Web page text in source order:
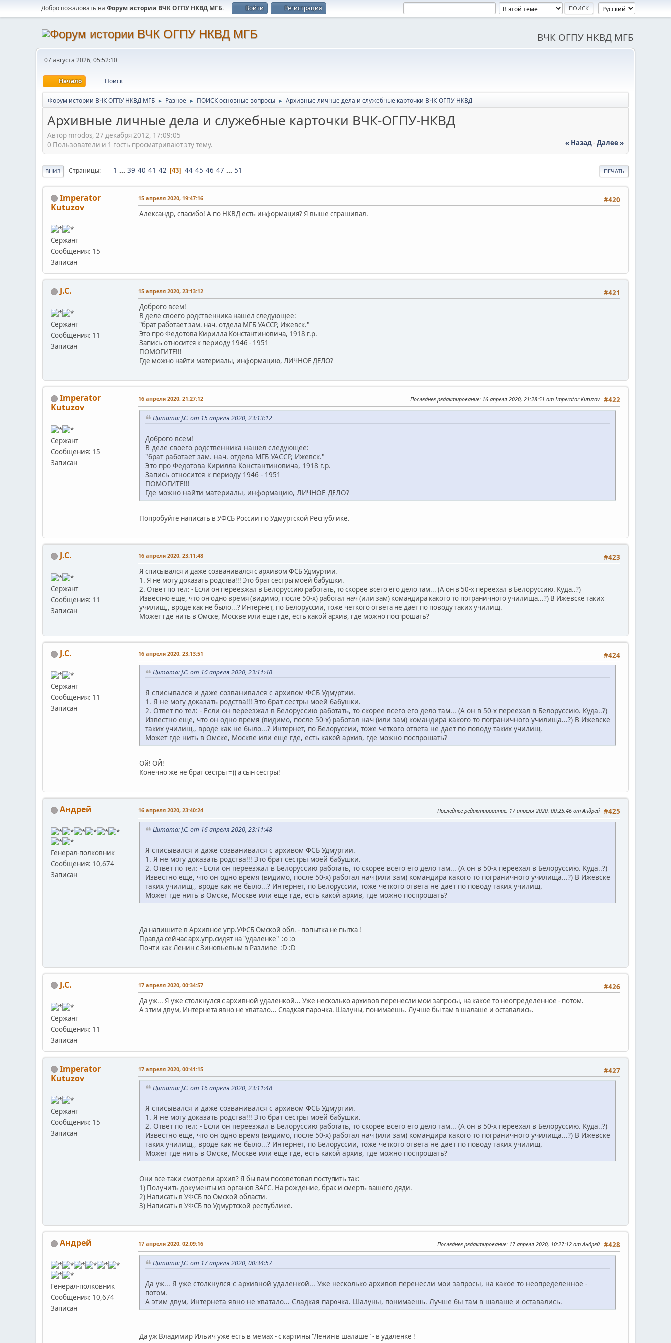
Добро пожаловать на Форум истории ВЧК ОГПУ НКВД МГБ. Войти Регистрация
ВЧК ОГПУ НКВД МГБ
07 августа 2026, 05:52:10
Начало Поиск
Форум истории ВЧК ОГПУ НКВД МГБ ► Разное ► ПОИСК основные вопросы ► Архивные личные дела и служебные карточки ВЧК-ОГПУ-НКВД
Архивные личные дела и служебные карточки ВЧК-ОГПУ-НКВД
Автор mrodos, 27 декабря 2012, 17:09:05
« Назад-Далее »
0 Пользователи и 1 гость просматривают эту тему.
ПЕЧАТЬ
ВНИЗ Страницы 1 ... 39 40 41 42 43 44 45 46 47 ... 51
Imperator
Kutuzov
Сержант
Сообщения: 15
Записан
#420
15 апреля 2020, 19:47:16
Александр, спасибо! А по НКВД есть информация? Я выше спрашивал.
J.C.
Сержант
Сообщения: 11
Записан
#421
15 апреля 2020, 23:13:12
Доброго всем!
В деле своего родственника нашел следующее:
"брат работает зам. нач. отдела МГБ УАССР, Ижевск."
Это про Федотова Кирилла Константиновича, 1918 г.р.
Запись относится к периоду 1946 - 1951
ПОМОГИТЕ!!!
Где можно найти материалы, информацию, ЛИЧНОЕ ДЕЛО?
Imperator
Kutuzov
Сержант
Сообщения: 15
Записан
#422
16 апреля 2020, 21:27:12 Последнее редактирование: 16 апреля 2020, 21:28:51 от Imperator Kutuzov
Цитата: J.C. от 15 апреля 2020, 23:13:12
Доброго всем!
В деле своего родственника нашел следующее:
"брат работает зам. нач. отдела МГБ УАССР, Ижевск."
Это про Федотова Кирилла Константиновича, 1918 г.р.
Запись относится к периоду 1946 - 1951
ПОМОГИТЕ!!!
Где можно найти материалы, информацию, ЛИЧНОЕ ДЕЛО?
Попробуйте написать в УФСБ России по Удмуртской Республике.
J.C.
Сержант
Сообщения: 11
Записан
#423
16 апреля 2020, 23:11:48
Я списывался и даже созванивался с архивом ФСБ Удмуртии.
1. Я не могу доказать родства!!! Это брат сестры моей бабушки.
2. Ответ по тел: - Если он переезжал в Белоруссию работать, то скорее всего его дело там... (А он в 50-х переехал в Белоруссию. Куда..?)
Известно еще, что он одно время (видимо, после 50-х) работал нач (или зам) командира какого то пограничного училища...?) В Ижевске таких
училищ,, вроде как не было...? Интернет, по Белоруссии, тоже четкого ответа не дает по поводу таких училищ.
Может где нить в Омске, Москве или еще где, есть какой архив, где можно поспрошать?
J.C.
Сержант
Сообщения: 11
Записан
#424
16 апреля 2020, 23:13:51
Цитата: J.C. от 16 апреля 2020, 23:11:48
Я списывался и даже созванивался с архивом ФСБ Удмуртии.
1. Я не могу доказать родства!!! Это брат сестры моей бабушки.
2. Ответ по тел: - Если он переезжал в Белоруссию работать, то скорее всего его дело там... (А он в 50-х переехал в Белоруссию. Куда..?)
Известно еще, что он одно время (видимо, после 50-х) работал нач (или зам) командира какого то пограничного училища...?) В Ижевске
таких училищ,, вроде как не было...? Интернет, по Белоруссии, тоже четкого ответа не дает по поводу таких училищ.
Может где нить в Омске, Москве или еще где, есть какой архив, где можно поспрошать?
Ой! ОЙ!
Конечно же не брат сестры =)) а сын сестры!
Андрей
Генерал-полковник
Сообщения: 10,674
Записан
#425
16 апреля 2020, 23:40:24 Последнее редактирование: 17 апреля 2020, 00:25:46 от Андрей
Цитата: J.C. от 16 апреля 2020, 23:11:48
Я списывался и даже созванивался с архивом ФСБ Удмуртии.
1. Я не могу доказать родства!!! Это брат сестры моей бабушки.
2. Ответ по тел: - Если он переезжал в Белоруссию работать, то скорее всего его дело там... (А он в 50-х переехал в Белоруссию. Куда..?)
Известно еще, что он одно время (видимо, после 50-х) работал нач (или зам) командира какого то пограничного училища...?) В Ижевске
таких училищ,, вроде как не было...? Интернет, по Белоруссии, тоже четкого ответа не дает по поводу таких училищ.
Может где нить в Омске, Москве или еще где, есть какой архив, где можно поспрошать?
Да напишите в Архивное упр.УФСБ Омской обл. - попытка не пытка !
Правда сейчас арх.упр.сидят на "удаленке" :o :o
Почти как Ленин с Зиновьевым в Разливе :D :D
J.C.
Сержант
Сообщения: 11
Записан
#426
17 апреля 2020, 00:34:57
Да уж... Я уже столкнулся с архивной удаленкой... Уже несколько архивов перенесли мои запросы, на какое то неопределенное - потом.
А этим двум, Интернета явно не хватало... Сладкая парочка. Шалуны, понимаешь. Лучше бы там в шалаше и оставались.
Imperator
Kutuzov
Сержант
Сообщения: 15
Записан
#427
17 апреля 2020, 00:41:15
Цитата: J.C. от 16 апреля 2020, 23:11:48
Я списывался и даже созванивался с архивом ФСБ Удмуртии.
1. Я не могу доказать родства!!! Это брат сестры моей бабушки.
2. Ответ по тел: - Если он переезжал в Белоруссию работать, то скорее всего его дело там... (А он в 50-х переехал в Белоруссию. Куда..?)
Известно еще, что он одно время (видимо, после 50-х) работал нач (или зам) командира какого то пограничного училища...?) В Ижевске
таких училищ,, вроде как не было...? Интернет, по Белоруссии, тоже четкого ответа не дает по поводу таких училищ.
Может где нить в Омске, Москве или еще где, есть какой архив, где можно поспрошать?
Они все-таки смотрели архив? Я бы вам посоветовал поступить так:
1) Получить документы из органов ЗАГС. На рождение, брак и смерть вашего дяди.
2) Написать в УФСБ по Омской области.
3) Написать в УФСБ по Удмуртской республике.
Андрей
Генерал-полковник
Сообщения: 10,674
Записан
#428
17 апреля 2020, 02:09:16 Последнее редактирование: 17 апреля 2020, 10:27:12 от Андрей
Цитата: J.C. от 17 апреля 2020, 00:34:57
Да уж... Я уже столкнулся с архивной удаленкой... Уже несколько архивов перенесли мои запросы, на какое то неопределенное -
потом.
А этим двум, Интернета явно не хватало... Сладкая парочка. Шалуны, понимаешь. Лучше бы там в шалаше и оставались.
Да уж Владимир Ильич уже есть в мемах - с картины "Ленин в шалаше" - в удаленке !